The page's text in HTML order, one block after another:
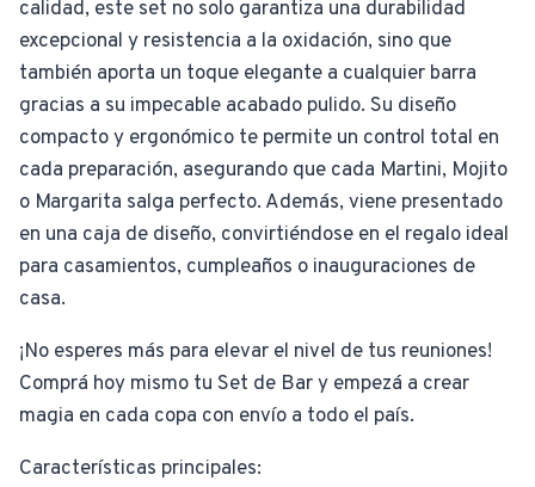
calidad, este set no solo garantiza una durabilidad
excepcional y resistencia a la oxidación, sino que
también aporta un toque elegante a cualquier barra
gracias a su impecable acabado pulido. Su diseño
compacto y ergonómico te permite un control total en
cada preparación, asegurando que cada Martini, Mojito
o Margarita salga perfecto. Además, viene presentado
en una caja de diseño, convirtiéndose en el regalo ideal
para casamientos, cumpleaños o inauguraciones de
casa.
¡No esperes más para elevar el nivel de tus reuniones!
Comprá hoy mismo tu Set de Bar y empezá a crear
magia en cada copa con envío a todo el país.
Características principales: